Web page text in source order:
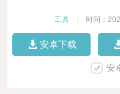
工具 时间：
安卓下载
安